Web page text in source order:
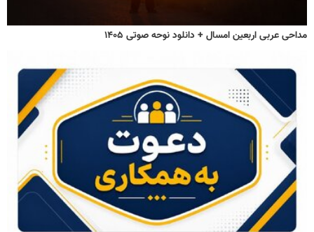
مداحی عربی اربعین امسال + دانلود نوحه صوتی ۱۴۰۵